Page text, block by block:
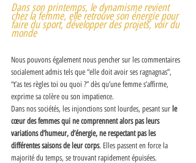
Dans son printemps, le dynamisme revient
chez la femme, elle retrouve son énergie pour
faire du sport, développer des projets, voir du
monde
Nous pouvons également nous pencher sur les commentaires
socialement admis tels que “elle doit avoir ses ragnagnas”,
“t’as tes règles toi ou quoi ?” dès qu’une femme s’affirme,
exprime sa colère ou son impatience.
Dans nos sociétés, les injonctions sont lourdes, pesant sur le
cœur des femmes qui ne comprennent alors pas leurs
variations d’humeur, d’énergie, ne respectant pas les
différentes saisons de leur corps. Elles passent en force la
majorité du temps, se trouvant rapidement épuisées.